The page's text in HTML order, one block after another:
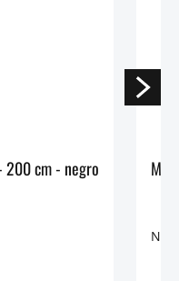
Wunderlich Correa de sujección - 200 cm - negro